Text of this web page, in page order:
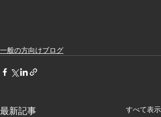
一般の方向けブログ
最新記事 すべて表示